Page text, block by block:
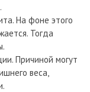
На фоне этого
Тогда
Причиной могут
веса,